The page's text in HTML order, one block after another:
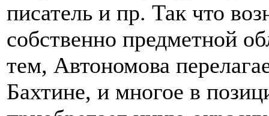
писатель и пр. Так что
собственно предметной
тем, Автономова
Бахтине, и многое в